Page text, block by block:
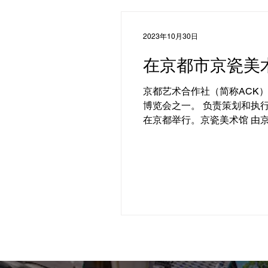
在京都市京瓷美
京都艺术合作社（简称ACK
博览会之一。 负责策划和执
在京都举行。京瓷美术馆 由
2023年10月30日